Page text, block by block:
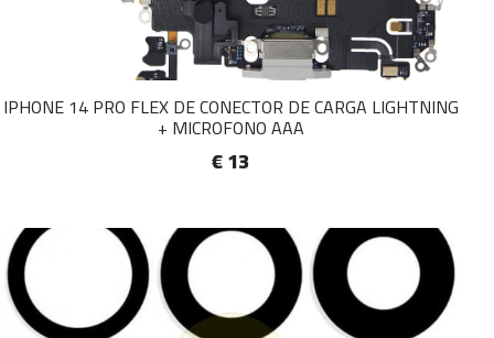
IPHONE 14 PRO FLEX DE CONECTOR DE CARGA LIGHTNING
+ MICROFONO AAA
€ 13